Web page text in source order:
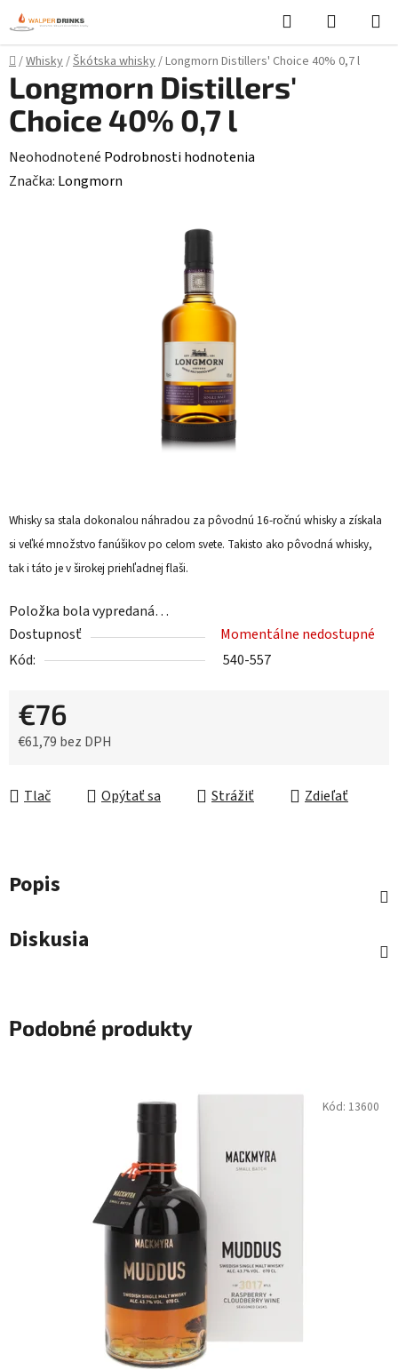
Prejsť
na
obsah
Hľadať
KOŠÍK
Domov
/Whisky/Škótska whisky/Longmorn Distillers' Choice 40% 0,7 l
Whisky sa stala dokonalou náhradou za pôvodnú 16-ročnú whisky a získala
si veľké množstvo fanúšikov po celom svete. Takisto ako pôvodná whisky,
tak i táto je v širokej priehľadnej flaši.
Položka bola vypredaná…
Dostupnosť
Momentálne nedostupné
Kód:
540-557
€76
€61,79 bez DPH
Tlač
Opýtať sa Strážiť Zdieľať
Longmorn Distillers'
Choice 40% 0,7 l
Priemerné
hodnotenie
Neohodnotené Podrobnosti hodnotenia
Značka: Longmorn
Popis
Diskusia
Podobné produkty
Kód: 13600